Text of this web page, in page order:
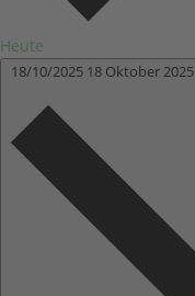
Heute
18/10/2025 18 Oktober 2025